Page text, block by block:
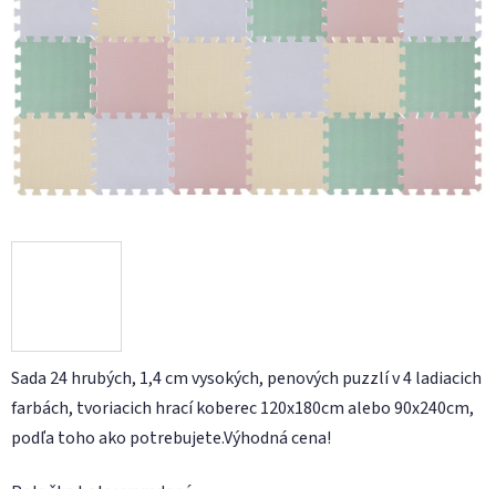
Sada 24 hrubých, 1,4 cm vysokých, penových puzzlí v 4 ladiacich
farbách, tvoriacich hrací koberec 120x180cm alebo 90x240cm,
podľa toho ako potrebujete.Výhodná cena!